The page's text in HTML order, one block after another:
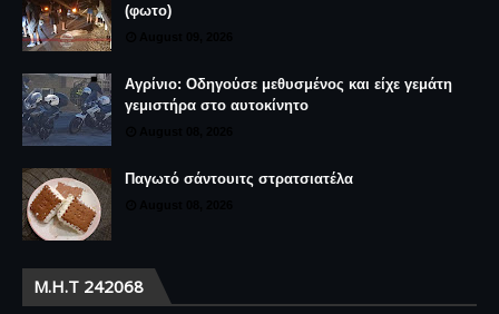
(φωτο)
Αγρίνιο: Οδηγούσε μεθυσμένος και είχε γεμάτη
γεμιστήρα στο αυτοκίνητο
Παγωτό σάντουιτς στρατσιατέλα
Μ.Η.Τ 242068